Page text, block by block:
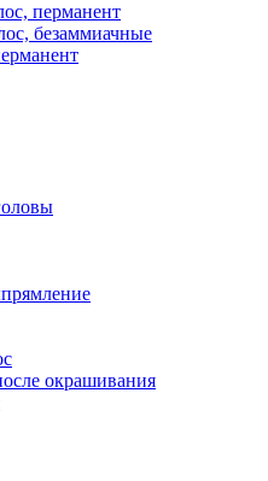
перманент
безаммиачные
окрашивания